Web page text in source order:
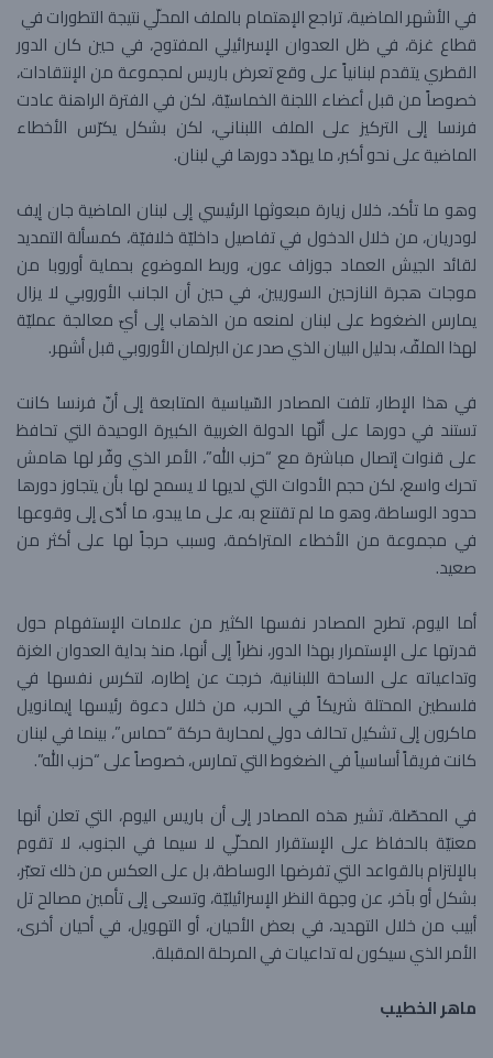
في الأشهر الماضية، تراجع الإهتمام بالملف المحلّي نتيجة التطورات في ​
قطاع غزة​، في ظل العدوان الإسرائيلي المفتوح، في حين كان الدور
القطري يتقدم لبنانياً على وقع تعرض باريس لمجموعة من الإنتقادات،
خصوصاً من قبل أعضاء اللجنة الخماسيّة، لكن في الفترة الراهنة عادت
فرنسا إلى التركيز على الملف اللبناني، لكن بشكل يكرّس الأخطاء
الماضية على نحو أكبر، ما يهدّد دورها في لبنان.
وهو ما تأكد، خلال زيارة مبعوثها الرئيسي إلى لبنان الماضية ​جان إيف
لودريان​، من خلال الدخول في تفاصيل داخليّة خلافيّة، كمسألة التمديد
لقائد الجيش ​العماد جوزاف عون​، وربط الموضوع بحماية أوروبا من
موجات هجرة ​النازحين السوريين​، في حين أن الجانب الأوروبي لا يزال
يمارس الضغوط على لبنان لمنعه من الذهاب إلى أيّ معالجة عمليّة
لهذا الملفّ، بدليل البيان الذي صدر عن البرلمان الأوروبي قبل أشهر.
في هذا الإطار، تلفت المصادر السّياسية المتابعة إلى أنّ فرنسا كانت
تستند في دورها على أنّها الدولة الغربية الكبيرة الوحيدة التي تحافظ
على قنوات إتصال مباشرة مع “حزب الله”، الأمر الذي وفّر لها هامش
تحرك واسع، لكن حجم الأدوات التي لديها لا يسمح لها بأن يتجاوز دورها
حدود الوساطة، وهو ما لم تقتنع به، على ما يبدو، ما أدّى إلى وقوعها
في مجموعة من الأخطاء المتراكمة، وسبب حرجاً لها على أكثر من
صعيد.
أما اليوم، تطرح المصادر نفسها الكثير من علامات الإستفهام حول
قدرتها على الإستمرار بهذا الدور، نظراً إلى أنها، منذ بداية العدوان الغزة
وتداعياته على الساحة اللبنانية، خرجت عن إطاره، لتكرس نفسها في
فلسطين المحتلة شريكاً في الحرب، من خلال دعوة رئيسها ​إيمانويل
ماكرون​ إلى تشكيل تحالف دولي لمحاربة حركة “حماس”، بينما في لبنان
كانت فريقاً أساسياً في الضغوط التي تمارس، خصوصاً على “حزب الله”.
في المحصّلة، تشير هذه المصادر إلى أن باريس اليوم، التي تعلن أنها
معنيّة بالحفاظ على الإستقرار المحلّي لا سيما في الجنوب، لا تقوم
بالإلتزام بالقواعد التي تفرضها الوساطة، بل على العكس من ذلك تعبّر،
بشكل أو بآخر، عن وجهة النظر الإسرائيليّة، وتسعى إلى تأمين مصالح تل
أبيب من خلال التهديد، في بعض الأحيان، أو التهويل، في أحيان أخرى،
الأمر الذي سيكون له تداعيات في المرحلة المقبلة.
ماهر الخطيب